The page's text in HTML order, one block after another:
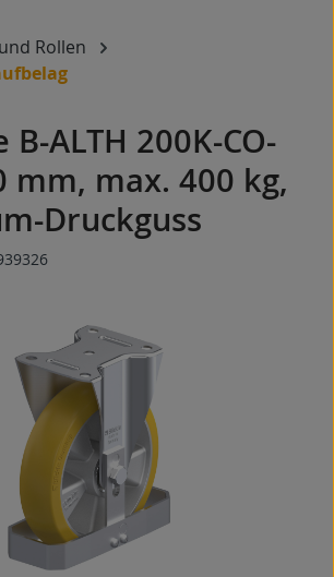
Rollen
ALTH 200K-CO-
mm, max. 400 kg,
Druckguss